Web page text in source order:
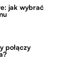
jak wybrać
połączy